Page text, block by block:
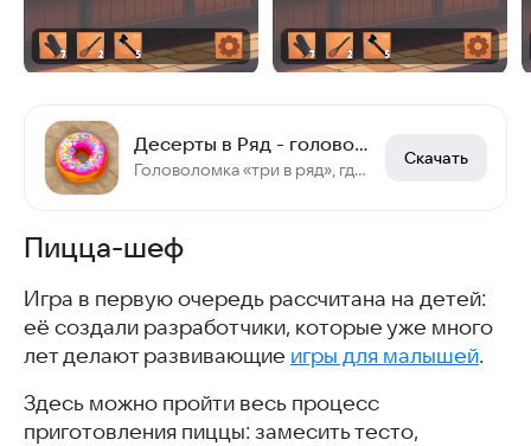
Десерты в Ряд - головоломка Три в Ряд
Головоломка «три в ряд», где двигаешь ряды и столбцы выпечки.
Скачать
Пицца-шеф
Игра в первую очередь рассчитана на детей:
её создали разработчики, которые уже много
лет делают развивающие игры для малышей.
Здесь можно пройти весь процесс
приготовления пиццы: замесить тесто,